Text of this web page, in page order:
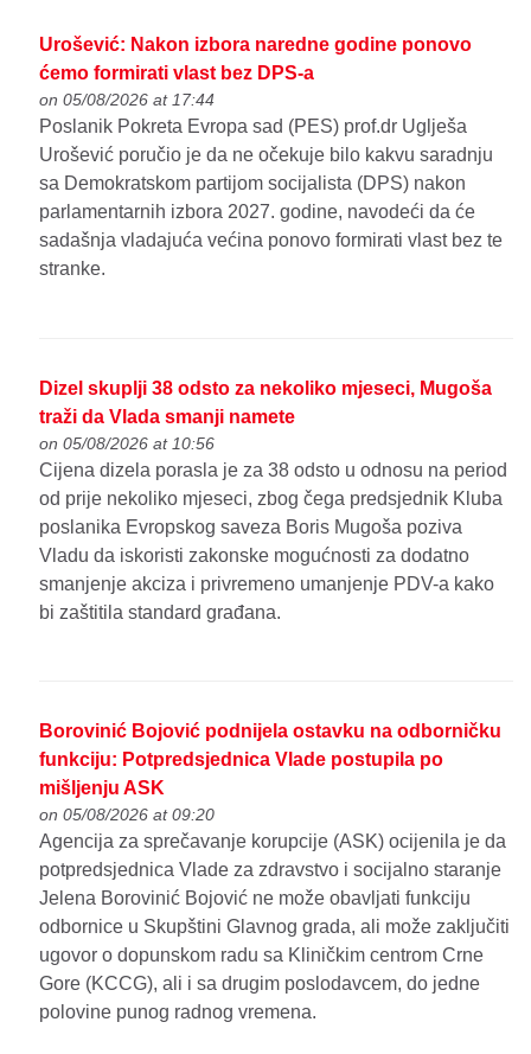
Urošević: Nakon izbora naredne godine ponovo
ćemo formirati vlast bez DPS-a
on 05/08/2026 at 17:44
Poslanik Pokreta Evropa sad (PES) prof.dr Uglješa
Urošević poručio je da ne očekuje bilo kakvu saradnju
sa Demokratskom partijom socijalista (DPS) nakon
parlamentarnih izbora 2027. godine, navodeći da će
sadašnja vladajuća većina ponovo formirati vlast bez te
stranke.
Dizel skuplji 38 odsto za nekoliko mjeseci, Mugoša
traži da Vlada smanji namete
on 05/08/2026 at 10:56
Cijena dizela porasla je za 38 odsto u odnosu na period
od prije nekoliko mjeseci, zbog čega predsjednik Kluba
poslanika Evropskog saveza Boris Mugoša poziva
Vladu da iskoristi zakonske mogućnosti za dodatno
smanjenje akciza i privremeno umanjenje PDV-a kako
bi zaštitila standard građana.
Borovinić Bojović podnijela ostavku na odborničku
funkciju: Potpredsjednica Vlade postupila po
mišljenju ASK
on 05/08/2026 at 09:20
Agencija za sprečavanje korupcije (ASK) ocijenila je da
potpredsjednica Vlade za zdravstvo i socijalno staranje
Jelena Borovinić Bojović ne može obavljati funkciju
odbornice u Skupštini Glavnog grada, ali može zaključiti
ugovor o dopunskom radu sa Kliničkim centrom Crne
Gore (KCCG), ali i sa drugim poslodavcem, do jedne
polovine punog radnog vremena.